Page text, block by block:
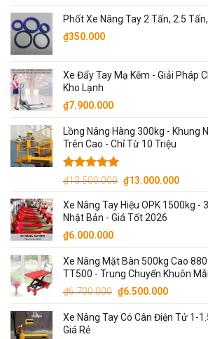
Phốt Xe Nâng Tay 2 Tấn, 2.5
₫350.000
Xe Đẩy Tay Mạ Kẽm - Giải Pháp
Kho Lạnh
₫7.900.000
Lồng Nâng Hàng 300kg - Khung
Trên Cao - Chỉ Từ 10 Triệu
Được xếp
5 sao
₫13.500.000 Giá
là:
₫13.500.000.
₫13.000.000Giá
tại
Xe Nâng Tay Hiệu OPK 1500kg -
Nhật Bản - Giá Tốt 2026
₫6.000.000
Xe Nâng Mặt Bàn 500kg Cao
TT500 - Trung Chuyển Khuôn
₫6.700.000 Giá
là:
₫6.500.000Giá
tại
Xe Nâng Tay Có Cân Điện Tử 1-
Giá Rẻ